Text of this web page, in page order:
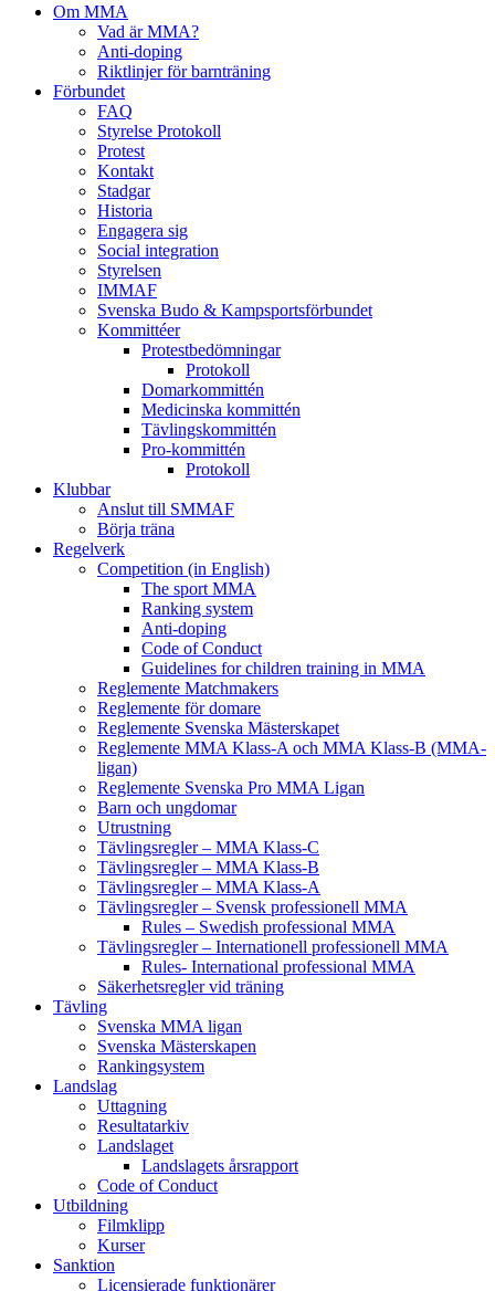
Om MMA
Vad är MMA?
Anti-doping
Riktlinjer för barnträning
Förbundet
FAQ
Styrelse Protokoll
Protest
Kontakt
Stadgar
Historia
Engagera sig
Social integration
Styrelsen
IMMAF
Svenska Budo & Kampsportsförbundet
Kommittéer
Protestbedömningar
Protokoll
Domarkommittén
Medicinska kommittén
Tävlingskommittén
Pro-kommittén
Protokoll
Klubbar
Anslut till SMMAF
Börja träna
Regelverk
Competition (in English)
The sport MMA
Ranking system
Anti-doping
Code of Conduct
Guidelines for children training in MMA
Reglemente Matchmakers
Reglemente för domare
Reglemente Svenska Mästerskapet
Reglemente MMA Klass-A och MMA Klass-B (MMA-
ligan)
Reglemente Svenska Pro MMA Ligan
Barn och ungdomar
Utrustning
Tävlingsregler – MMA Klass-C
Tävlingsregler – MMA Klass-B
Tävlingsregler – MMA Klass-A
Tävlingsregler – Svensk professionell MMA
Rules – Swedish professional MMA
Tävlingsregler – Internationell professionell MMA
Rules- International professional MMA
Säkerhetsregler vid träning
Tävling
Svenska MMA ligan
Svenska Mästerskapen
Rankingsystem
Landslag
Uttagning
Resultatarkiv
Landslaget
Landslagets årsrapport
Code of Conduct
Utbildning
Filmklipp
Kurser
Sanktion
Licensierade funktionärer